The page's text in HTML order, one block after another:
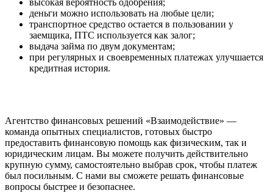
высокая вероятность одобрения;
деньги можно использовать на любые цели;
транспортное средство остается в пользовании у
заемщика, ПТС используется как залог;
выдача займа по двум документам;
при регулярных и своевременных платежах улучшается
кредитная история.
Агентство финансовых решений «Взаимодействие» —
команда опытных специалистов, готовых быстро
предоставить финансовую помощь как физическим, так и
юридическим лицам. Вы можете получить действительно
крупную сумму, самостоятельно выбрав срок, чтобы платеж
был посильным. С нами вы сможете решать финансовые
вопросы быстрее и безопаснее.